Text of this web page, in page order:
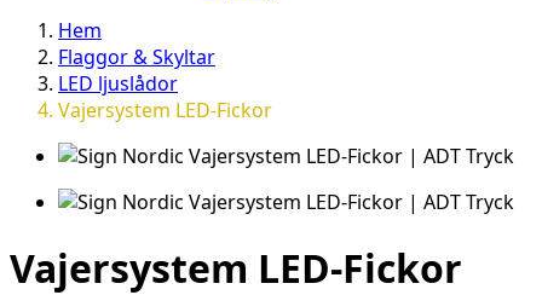
Hem
Flaggor & Skyltar
LED ljuslådor
Vajersystem LED-Fickor
Vajersystem LED-Fickor